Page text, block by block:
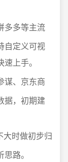
多多等主流
自定义可视
上手。
谋、京东商
据，初期建
大时做初步归
路。